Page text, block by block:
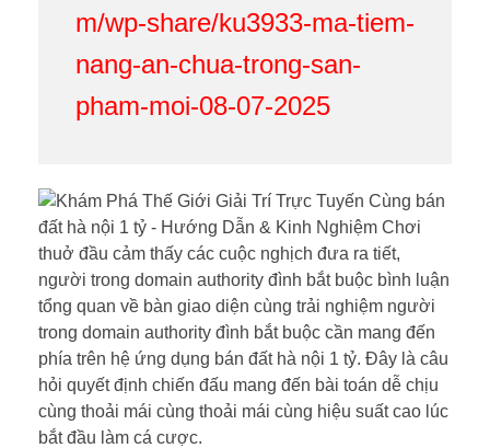
m/wp-share/ku3933-ma-tiem-
nang-an-chua-trong-san-
pham-moi-08-07-2025
thuở đầu cảm thấy các cuộc nghịch đưa ra tiết,
người trong domain authority đình bắt buộc bình luận
tổng quan về bàn giao diện cùng trải nghiệm người
trong domain authority đình bắt buộc cần mang đến
phía trên hệ ứng dụng bán đất hà nội 1 tỷ. Đây là câu
hỏi quyết định chiến đấu mang đến bài toán dễ chịu
cùng thoải mái cùng thoải mái cùng hiệu suất cao lúc
bắt đầu làm cá cược.